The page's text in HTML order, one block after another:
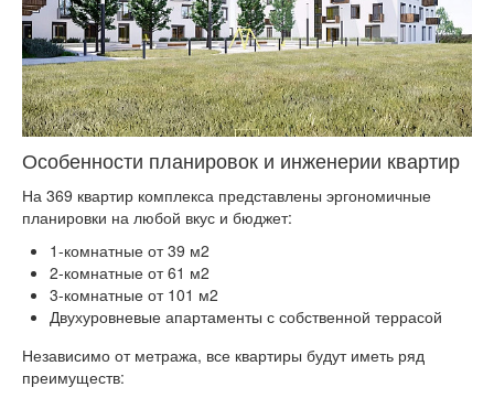
Особенности планировок и инженерии квартир
На 369 квартир комплекса представлены эргономичные
планировки на любой вкус и бюджет:
1-комнатные от 39 м2
2-комнатные от 61 м2
3-комнатные от 101 м2
Двухуровневые апартаменты с собственной террасой
Независимо от метража, все квартиры будут иметь ряд
преимуществ: